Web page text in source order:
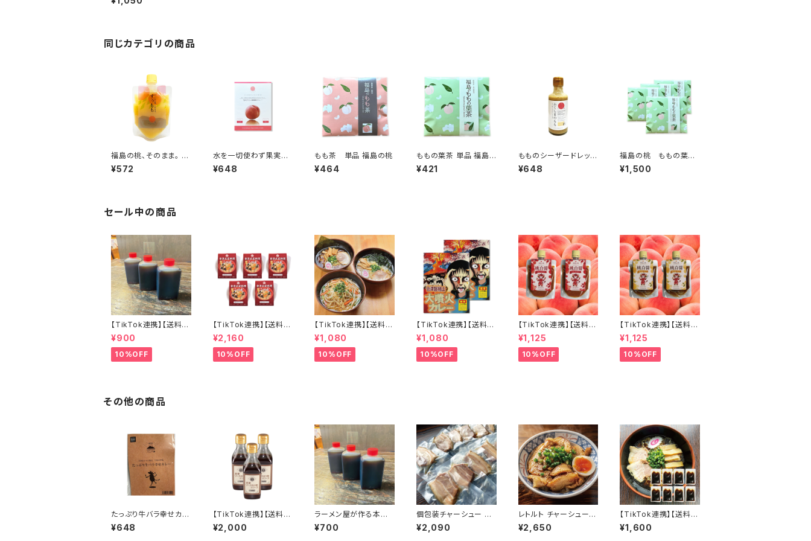
のみで作った 福島も
同じカテゴリの商品
福島の桃、そのまま。 す
ぅもも 単品 とろ～り濃
密 常温保存可能
¥572
水を一切使わず果実と
野菜の水分のみで作っ
た福島もものZEROカ
¥648
もも茶 単品 福島の桃
¥464
ももの葉茶 単品 福島
の桃
¥421
もものシーザードレッシ
ング -桃×乳酸菌の力-
単品 福島の桃
¥648
福島の桃 ももの葉
茶 ４袋セット ひゃく
ぶんのいち ピーチテ
¥1,500
セール中の商品
【TikTok連携】【送料無
料】ラーメン屋が作る本
物のチャーシュー専用
だれ３個セット（８０ｃｃ×
３個）焼き豚 煮豚 焼き
¥900
10%OFF
【TikTok連携】【送料無
料】【会津郷土料理革
命】 カップこづゆ ５個セ
ット お湯を注いで簡単
３分！
¥2,160
10%OFF
【TikTok連携】【送料無
料】会津山塩ラーメン
喜多方ラーメン 西会津
味噌ラーメン 会津三大
ラーメン3食セット
¥1,080
10%OFF
【TikTok連携】【送料無
料】会津磐梯山大噴火
カレー 200ｇ×2個セッ
ト 激辛カレー
¥1,080
10%OFF
【TikTok連携】【送料無
料】福島の桃 桃白醤 麻
辣万能調味料2個セット
無添加 化学調味料不使
用 麻辣湯 中華料理 万
¥1,125
10%OFF
【TikTok連携】【送料無
料】福島の桃 桃白醤 焼
き肉のたれ2個セット 無
添加 化学調味料不使用
肉料理 万能だれ 福島
¥1,125
10%OFF
その他の商品
たっぷり牛バラ幸せカレ
ー 単品210ｇ キャンプ
AIZU CAMPFOOD
¥648
【TikTok連携】【送料無
料】会津ソースカツ丼の
ソース 180ｍｌ×３本
¥2,000
ラーメン屋が作る本物
のチャーシュー専用だ
れ３個セット（８０ｃｃ×３
¥700
個包装チャーシュー 中
厚切り380g（11枚-18
枚） 訳あり レトルト イ
¥2,090
レトルト チャーシュー
切り落とし 600g 100
g×6袋 常温保存 個包
¥2,650
【TikTok連携】【送料無
料】ラーメン スープのみ
パーフェクトラーメン喜
¥1,600